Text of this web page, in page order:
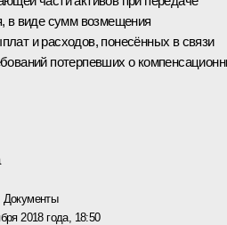
в виде сумм возмещения
и расходов, понесённых в связи
потерпевших о
Документы
2018 года, 18:50